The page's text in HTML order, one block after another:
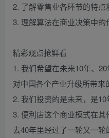
2. 了解零售业各环节的特点
3. 理解算法在商业决策中的
精彩观点抢鲜看
1. 我们希望在未来10年、
对中国各个产业升级所带来
2. 我们投资的是未来，是10
3. 便利店这个商业模式在
去40年里经过了一轮又一